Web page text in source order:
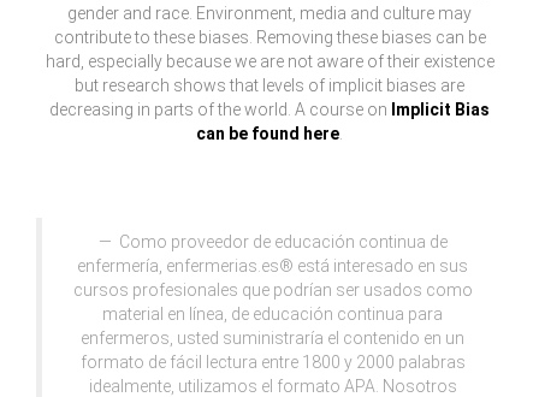
gender and race. Environment, media and culture may
contribute to these biases. Removing these biases can be
hard, especially because we are not aware of their existence
but research shows that levels of implicit biases are
decreasing in parts of the world. A course on Implicit Bias
can be found here
Como proveedor de educación continua de
enfermería, enfermerias.es® está interesado en sus
cursos profesionales que podrían ser usados como
material en línea, de educación continua para
enfermeros, usted suministraría el contenido en un
formato de fácil lectura entre 1800 y 2000 palabras
idealmente, utilizamos el formato APA. Nosotros